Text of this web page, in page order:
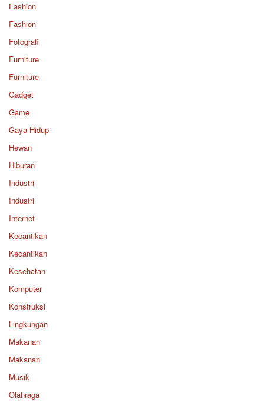
Fashion
Fashion
Fotografi
Furniture
Furniture
Gadget
Game
Gaya Hidup
Hewan
Hiburan
Industri
Industri
Internet
Kecantikan
Kecantikan
Kesehatan
Komputer
Konstruksi
Lingkungan
Makanan
Makanan
Musik
Olahraga